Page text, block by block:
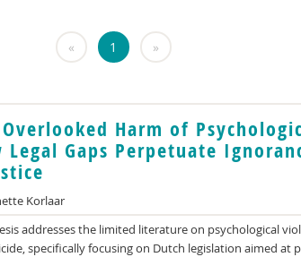
« 1 »
Harm of
Legal Gaps Perpetuate
Korlaar
addresses the limited literature on psychological
specifically focusing on Dutch legislation aimed at